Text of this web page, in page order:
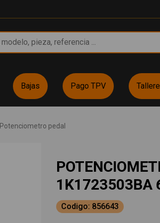
Bajas Pago TPV
Potenciometro pedal
1K1723503BA
Codigo: 856643